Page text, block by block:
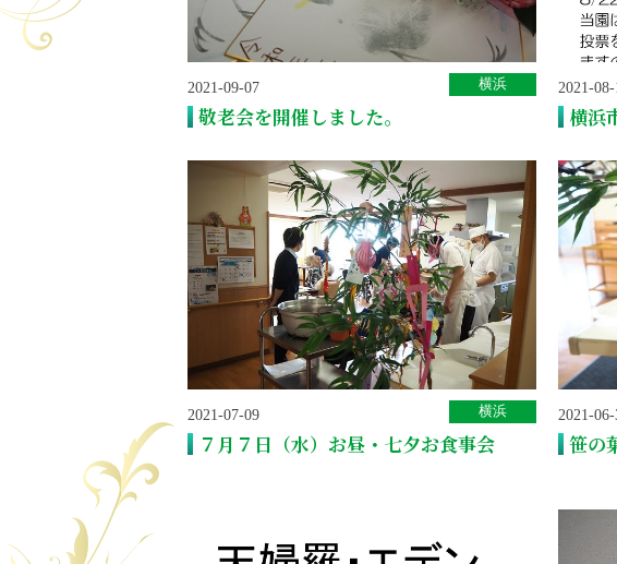
2021-09-07
敬老会を開催しました。
横浜 2021-
横浜
2021-07-09
７月７日（水）お昼・七夕お食事会
横浜 2021-
笹の